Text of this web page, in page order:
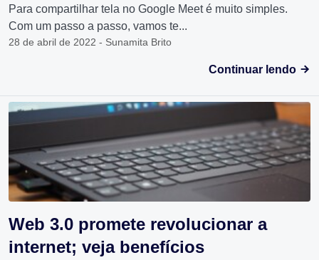
Para compartilhar tela no Google Meet é muito simples.
Com um passo a passo, vamos te...
28 de abril de 2022 - Sunamita Brito
Continuar lendo
Web 3.0 promete revolucionar a
internet; veja benefícios